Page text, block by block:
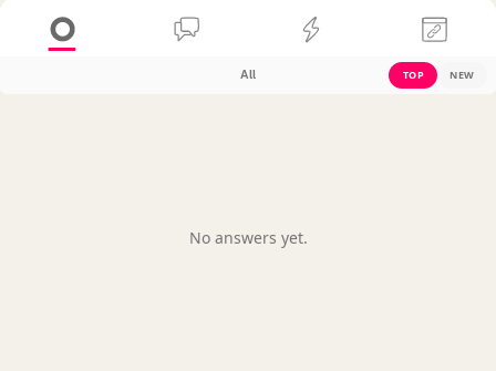
All TOP NEW
No answers yet.